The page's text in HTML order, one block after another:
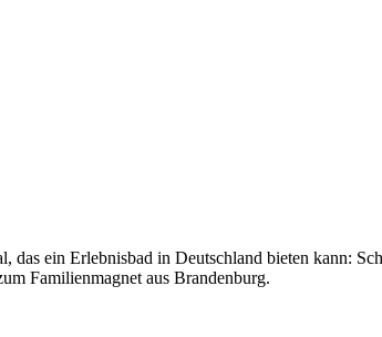
ein Erlebnisbad in Deutschland bieten kann:
Familienmagnet aus Brandenburg.